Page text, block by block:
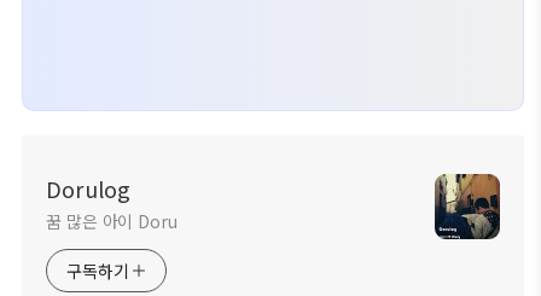
Dorulog
꿈 많은 아이 Doru
구독하기